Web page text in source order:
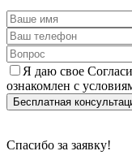
Я даю свое
ознакомлен с
Cпасибо за заявку!